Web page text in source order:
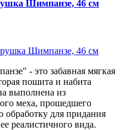
Шимпанзе, 46 см
- это забавная мягкая
пошита и набита
выполнена из
меха, прошедшего
обработку для придания
реалистичного вида.